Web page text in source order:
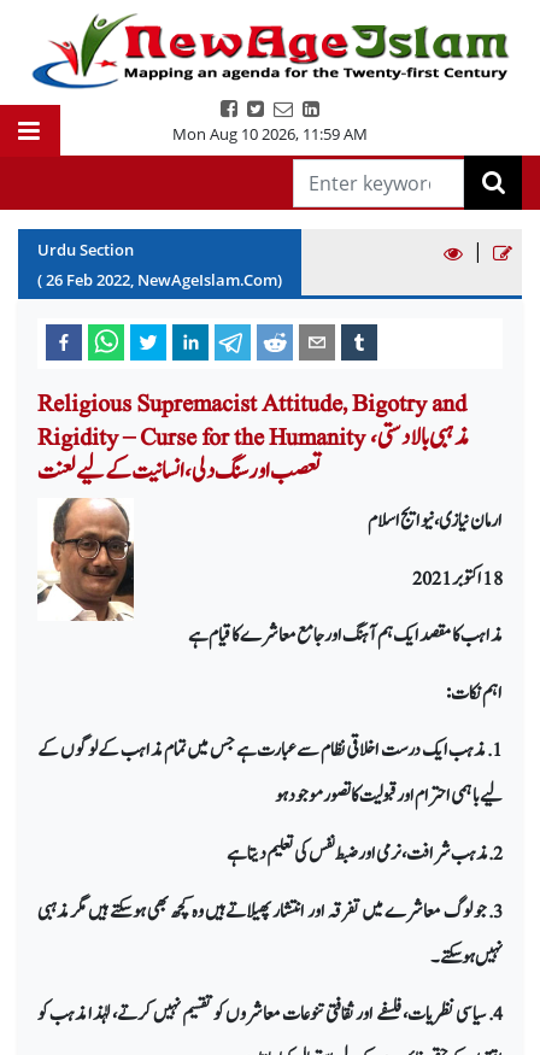
Mon Aug 10 2026, 11:59 AM
Urdu Section
(26 Feb2022, NewAgeIslam.Com)
|
Religious Supremacist Attitude, Bigotry and
Rigidity – Curse for the Humanity مذہبی بالادستی،
تعصب اور سنگ دلی،انسانیت کے لیے لعنت
ارمان نیازی، نیو ایج اسلام
18 اکتوبر 2021
مذاہب کا مقصد ایک ہم آہنگ اور جامع معاشرے کا قیام ہے
اہم نکات:
1. مذہب ایک درست اخلاقی نظام سے عبارت ہے جس میں تمام مذاہب کے لوگوں کے
لیے باہمی احترام اور قبولیت کا تصور موجود ہو
2. مذہب شرافت، نرمی اور ضبط نفس کی تعلیم دیتا ہے
3. جو لوگ معاشرے میں تفرقہ اور انتشار پھیلاتے ہیں وہ کچھ بھی ہو سکتے ہیں مگر مذہبی
نہیں ہو سکتے۔
4. سیاسی نظریات، فلسفے اور ثقافتی تنوعات معاشروں کو تقسیم نہیں کرتے، لہٰذا مذہب کو